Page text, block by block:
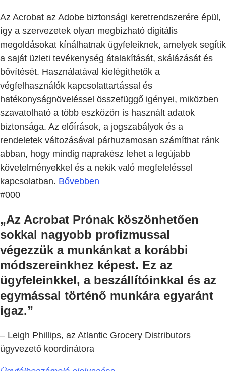
Az Acrobat az Adobe biztonsági keretrendszerére épül,
így a szervezetek olyan megbízható digitális
megoldásokat kínálhatnak ügyfeleiknek, amelyek segítik
a saját üzleti tevékenység átalakítását, skálázását és
bővítését. Használatával kielégíthetők a
végfelhasználók kapcsolattartással és
hatékonyságnöveléssel összefüggő igényei, miközben
szavatolható a több eszközön is használt adatok
biztonsága. Az előírások, a jogszabályok és a
rendeletek változásával párhuzamosan számíthat ránk
abban, hogy mindig naprakész lehet a legújabb
követelményekkel és a nekik való megfeleléssel
kapcsolatban. Bővebben
#000
„Az Acrobat Prónak köszönhetően
sokkal nagyobb profizmussal
végezzük a munkánkat a korábbi
módszereinkhez képest. Ez az
ügyfeleinkkel, a beszállítóinkkal és az
egymással történő munkára egyaránt
igaz.”
– Leigh Phillips, az Atlantic Grocery Distributors
ügyvezető koordinátora